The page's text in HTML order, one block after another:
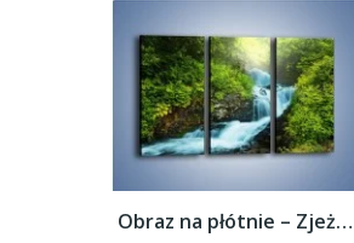
Obraz na płótnie – Zjeżdżalnia z wodospadu...